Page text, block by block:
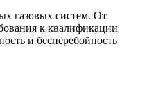
газовых систем. От
к квалификации
и бесперебойность